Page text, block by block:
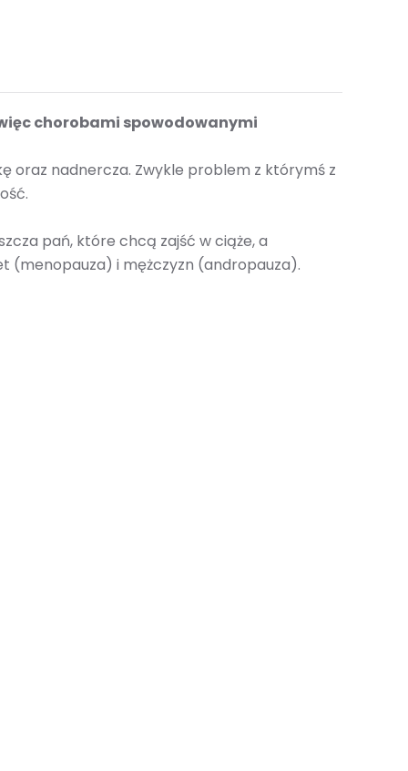
chorobami spowodowanymi
oraz nadnercza. Zwykle problem z którymś z
pań, które chcą zajść w ciąże, a
(menopauza) i mężczyzn (andropauza).